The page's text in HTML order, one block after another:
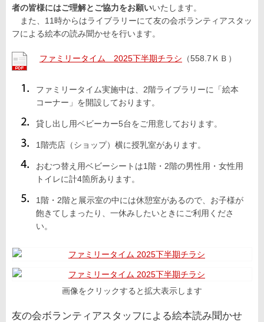
者の皆様にはご理解とご協力をお願いいたします。
また、11時からはライブラリーにて友の会ボランティアスタッ
フによる絵本の読み聞かせを行います。
ファミリータイム 2025下半期チラシ （558.7ＫＢ）
ファミリータイム実施中は、2階ライブラリーに「絵本
コーナー」を開設しております。
貸し出し用ベビーカー5台をご用意しております。
1階売店（ショップ）横に授乳室があります。
おむつ替え用ベビーシートは1階・2階の男性用・女性用
トイレに計4箇所あります。
1階・2階と展示室の中には休憩室があるので、お子様が
飽きてしまったり、一休みしたいときにご利用くださ
い。
画像をクリックすると拡大表示します
友の会ボランティアスタッフによる絵本読み聞かせ